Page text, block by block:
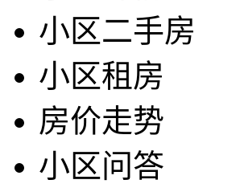
小区二手房
小区租房
房价走势
小区问答